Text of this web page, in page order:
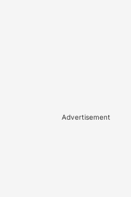
Advertisement